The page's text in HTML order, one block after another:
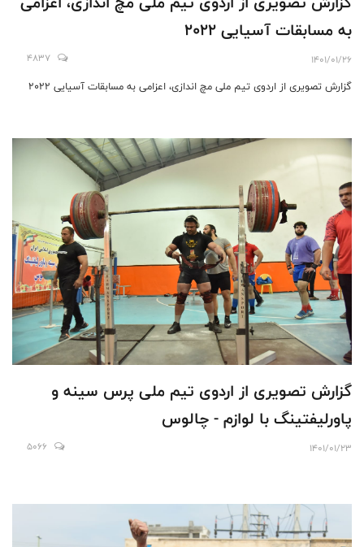
به مسابقات آسیایی 2022
1401/01/26
4837
گزارش تصویری از اردوی تیم ملی مچ اندازی، اعزامی به مسابقات آسیایی 2022
گزارش تصویری از اردوی تیم ملی پرس سینه و
پاورلیفتینگ با لوازم - چالوس
1401/01/23
5066